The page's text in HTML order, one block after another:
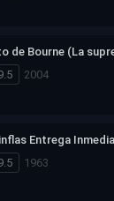
de Bourne (La
2004
Entrega
1963